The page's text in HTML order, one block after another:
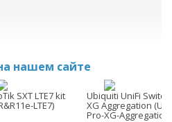
нашем сайте
SXT LTE7 kit
LTE7)
Ubiquiti UniFi
XG Aggregation
Pro-XG-Aggregation)